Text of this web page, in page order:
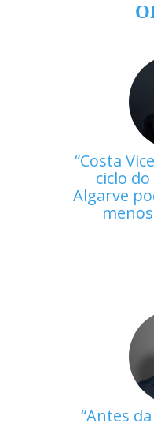
Costa
ciclo
Algarve
Antes